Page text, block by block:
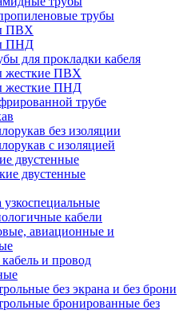
трубы
ПВХ
ПНД
для прокладки кабеля
жесткие ПВХ
жесткие ПНД
трубе
без изоляции
с изоляцией
двустенные
двустенные
кабели
авиационные и
и провод
без экрана и без брони
бронированные без